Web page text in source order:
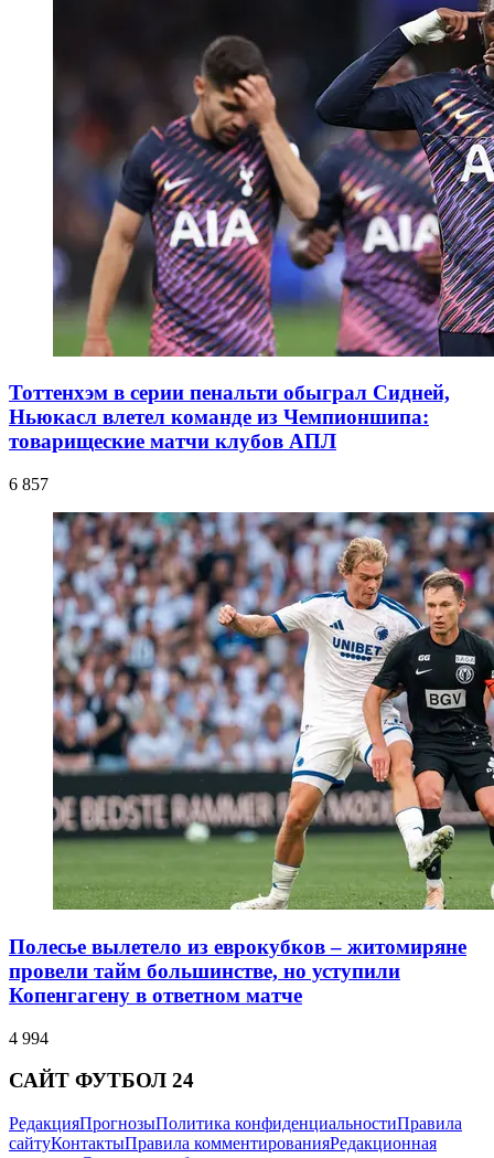
Тоттенхэм в серии пенальти обыграл Сидней,
Ньюкасл влетел команде из Чемпионшипа:
товарищеские матчи клубов АПЛ
6 857
Полесье вылетело из еврокубков – житомиряне
провели тайм большинстве, но уступили
Копенгагену в ответном матче
4 994
САЙТ ФУТБОЛ 24
РедакцияПрогнозыПолитика конфиденциальностиПравила
сайтуКонтактыПравила комментированияРедакционная